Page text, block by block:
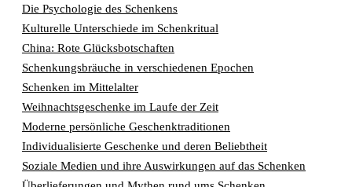
Die Psychologie des Schenkens
Kulturelle Unterschiede im Schenkritual
China: Rote Glücksbotschaften
Schenkungsbräuche in verschiedenen Epochen
Schenken im Mittelalter
Weihnachtsgeschenke im Laufe der Zeit
Moderne persönliche Geschenktraditionen
Individualisierte Geschenke und deren Beliebtheit
Soziale Medien und ihre Auswirkungen auf das Schenken